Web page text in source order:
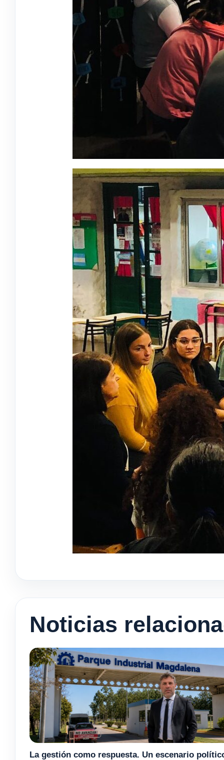
Noticias
La gestión como respuesta. Un escenario